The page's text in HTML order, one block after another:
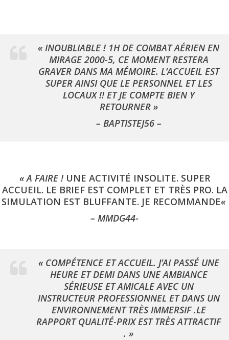
« INOUBLIABLE ! 1H DE COMBAT AÉRIEN EN
MIRAGE 2000-5, CE MOMENT RESTERA
GRAVER DANS MA MÉMOIRE. L’ACCUEIL EST
SUPER AINSI QUE LE PERSONNEL ET LES
LOCAUX !! ET JE COMPTE BIEN Y
RETOURNER»
– BAPTISTEJ56 –
« A FAIRE ! UNE ACTIVITÉ INSOLITE. SUPER
ACCUEIL. LE BRIEF EST COMPLET ET TRÈS PRO. LA
SIMULATION EST BLUFFANTE. JE RECOMMANDE«
– MMDG44-
« COMPÉTENCE ET ACCUEIL. J’AI PASSÉ UNE
HEURE ET DEMI DANS UNE AMBIANCE
SÉRIEUSE ET AMICALE AVEC UN
INSTRUCTEUR PROFESSIONNEL ET DANS UN
ENVIRONNEMENT TRÈS IMMERSIF .LE
RAPPORT QUALITÉ-PRIX EST TRÈS ATTRACTIF
. »